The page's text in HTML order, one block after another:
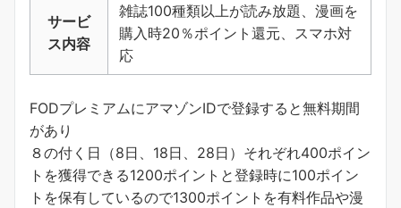
サービ
ス内容
雑誌100種類以上が読み放題、漫画を
購入時20％ポイント還元、スマホ対
応
FODプレミアムにアマゾンIDで登録すると無料期間
があり
８の付く日（8日、18日、28日）それぞれ400ポイン
トを獲得できる1200ポイントと登録時に100ポイン
トを保有しているので1300ポイントを有料作品や漫